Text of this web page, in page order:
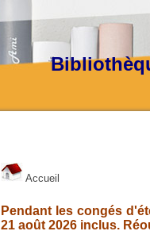
Accueil
Pendant les congés
21 août 2026 inclus.